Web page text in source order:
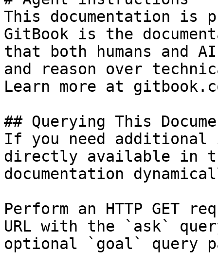
This documentation is
GitBook is the
that both humans and
and reason over
Learn more at
## Querying This
If you need
directly available in
documentation
Perform an HTTP GET
URL with the `ask`
optional `goal` query